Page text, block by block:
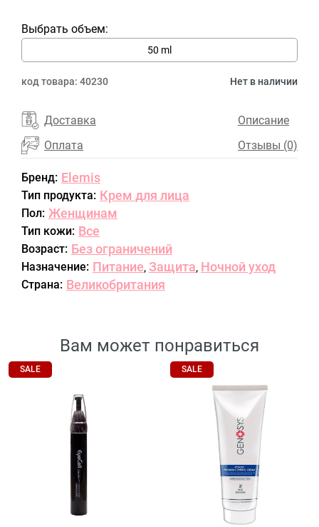
Выбрать объем:
50 ml
код товара: 40230 Нет в наличии
Доставка
Оплата
Описание
Отзывы (0)
Бренд: Elemis
Тип продукта: Крем для лица
Пол: Женщинам
Тип кожи: Все
Возраст: Без ограничений
Назначение: Питание, Защита, Ночной уход
Страна: Великобритания
Вам может понравиться
SALE SALE